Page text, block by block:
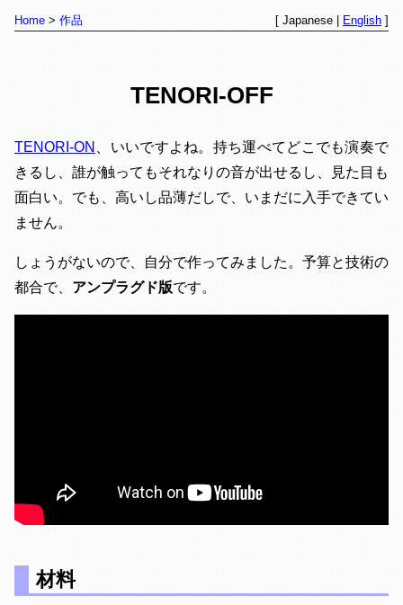
Home 作品 [ Japanese | English ]
TENORI-OFF
TENORI-ON
、いいですよね。持ち運べてどこでも演奏で
きるし、誰が触ってもそれなりの音が出せるし、見た目も
面白い。でも、高いし品薄だしで、いまだに入手できてい
ません。
しょうがないので、自分で作ってみました。予算と技術の
都合で、 アンプラグド版です。
材料